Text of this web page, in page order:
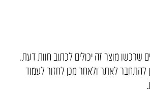
מוצר זה יכולים לכתוב חוות דעת.
להתחבר לאתר ולאחר מכן לחזור לעמוד